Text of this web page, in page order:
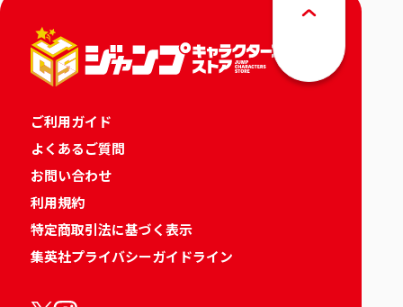
ご利用ガイド
よくあるご質問
お問い合わせ
利用規約
特定商取引法に基づく表示
集英社プライバシーガイドライン